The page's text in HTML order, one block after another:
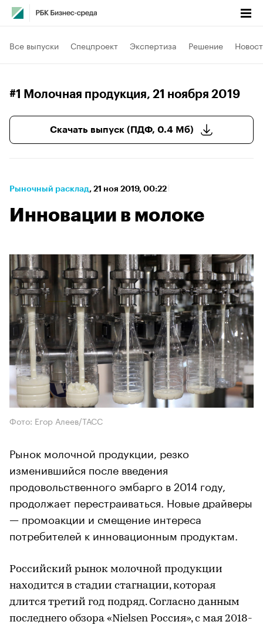
Все выпуски Спецпроект Экспертиза Решение
#1 Молочная продукция, 21 ноября 2019
Скачать выпуск (ПДФ, 0.4 Мб)
Рыночный расклад⁠, 21 ноя 2019, 00:22
Инновации в молоке
Фото: Егор Алеев/ТАСС
Рынок молочной продукции, резко
изменившийся после введения
продовольственного эмбарго в 2014 году,
продолжает перестраиваться. Новые драйверы
— промоакции и смещение интереса
потребителей к инновационным продуктам.
Российский рынок молочной продукции
находится в стадии стагнации, которая
длится третий год подряд. Согласно данным
последнего обзора «Nielsen Россия», с мая 2018-